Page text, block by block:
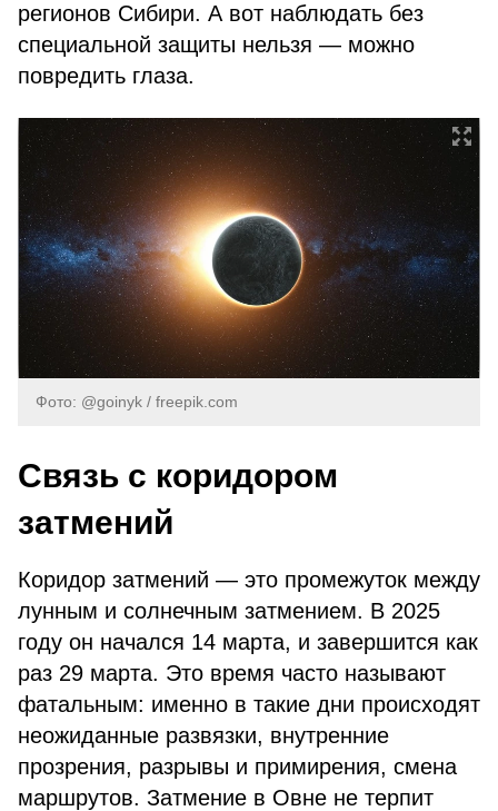
регионов Сибири. А вот наблюдать без
специальной защиты нельзя — можно
повредить глаза.
Фото: @goinyk / freepik.com
Связь с коридором
затмений
Коридор затмений — это промежуток между
лунным и солнечным затмением. В 2025
году он начался 14 марта, и завершится как
раз 29 марта. Это время часто называют
фатальным: именно в такие дни происходят
неожиданные развязки, внутренние
прозрения, разрывы и примирения, смена
маршрутов. Затмение в Овне не терпит